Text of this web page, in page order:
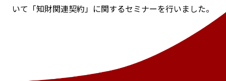
いて「知財関連契約」に関するセミナーを行いました。